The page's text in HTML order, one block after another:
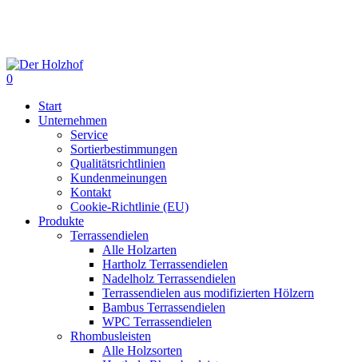
content
0
Start
Unternehmen
Service
Sortierbestimmungen
Qualitätsrichtlinien
Kundenmeinungen
Kontakt
Cookie-Richtlinie (EU)
Produkte
Terrassendielen
Alle Holzarten
Hartholz Terrassendielen
Nadelholz Terrassendielen
Terrassendielen aus modifizierten Hölzern
Bambus Terrassendielen
WPC Terrassendielen
Rhombusleisten
Alle Holzsorten